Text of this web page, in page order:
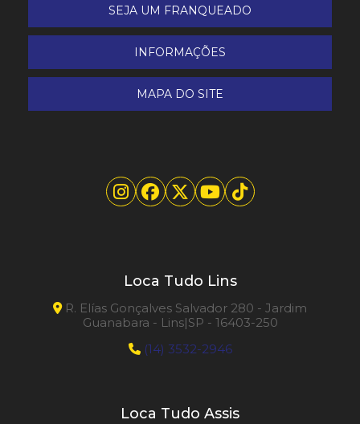
Polidora UHS
Pulverizador Tanque Químico
Raspa-taco
Varredeira Profissional
SEJA UM FRANQUEADO
INFORMAÇÕES
MAPA DO SITE
Loca Tudo Lins
R. Elías Gonçalves Salvador 280 - Jardim
Guanabara - Lins|SP - 16403-250
(14) 3532-2946
Loca Tudo Assis